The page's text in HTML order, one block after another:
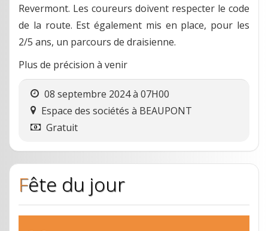
Revermont. Les coureurs doivent respecter le code
de la route. Est également mis en place, pour les
2/5 ans, un parcours de draisienne.
Plus de précision à venir
08 septembre 2024 à 07H00
Espace des sociétés à BEAUPONT
Gratuit
Fête du jour